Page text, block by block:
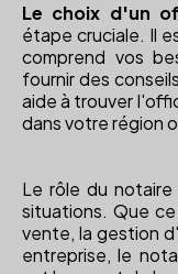
Le choix d'un
étape cruciale. Il
comprend vos
fournir des
aide à trouver
dans votre région
Le rôle du
situations. Que
vente, la gestion
entreprise, le